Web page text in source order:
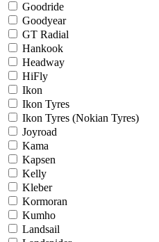
Goodride
Goodyear
GT Radial
Hankook
Headway
HiFly
Ikon
Ikon Tyres
Ikon Tyres (Nokian Tyres)
Joyroad
Kama
Kapsen
Kelly
Kleber
Kormoran
Kumho
Landsail